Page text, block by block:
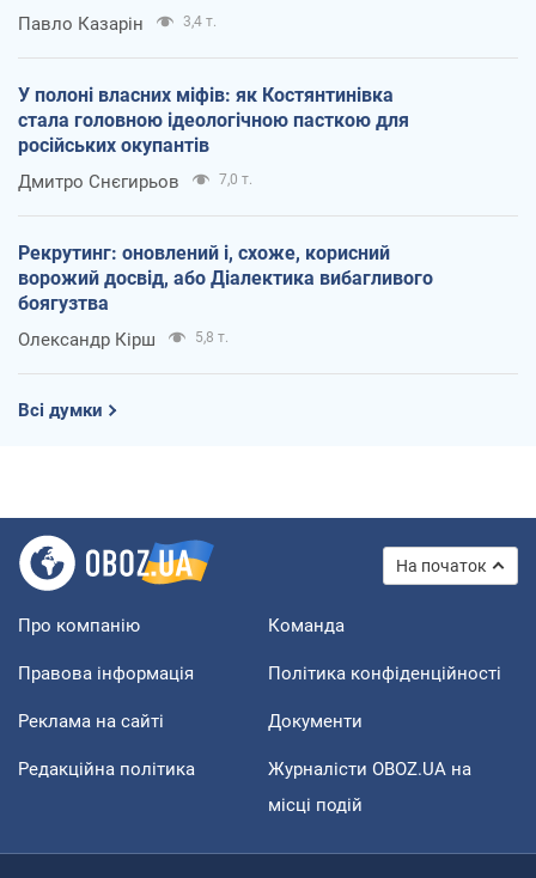
Павло Казарін 3,4 т.
У полоні власних міфів: як Костянтинівка
стала головною ідеологічною пасткою для
російських окупантів
Дмитро Снєгирьов 7,0 т.
Рекрутинг: оновлений і, схоже, корисний
ворожий досвід, або Діалектика вибагливого
боягузтва
Олександр Кірш 5,8 т.
Всі думки
На початок
Про компанію Команда
Правова інформація Політика конфіденційності
Реклама на сайті Документи
Редакційна політика
Журналісти OBOZ.UA на
місці подій